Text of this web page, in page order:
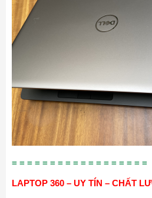
= = = = = = = = = = = = = = = = = =
LAPTOP 360 – UY TÍN – CHẤT